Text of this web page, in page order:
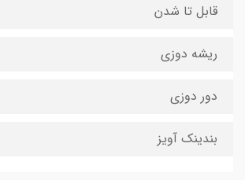
قابل تا شدن
ریشه دوزی
دور دوزی
بندینک آویز